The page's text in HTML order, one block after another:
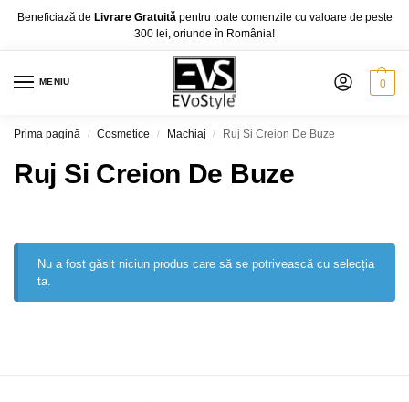
Beneficiază de Livrare Gratuită pentru toate comenzile cu valoare de peste
300 lei, oriunde în România!
MENIU 0
Prima pagină / Cosmetice / Machiaj / Ruj Si Creion De Buze
Ruj Si Creion De Buze
Nu a fost găsit niciun produs care să se potrivească cu selecția
ta.